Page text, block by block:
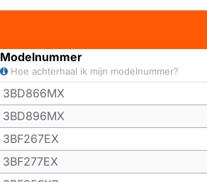
Modelnummer
Hoe achterhaal ik mijn modelnummer?
3BD866MX
3BD896MX
3BF267EX
3BF277EX